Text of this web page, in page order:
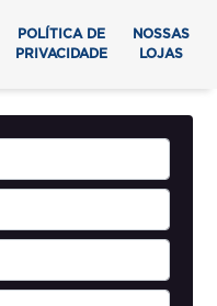
POLÍTICA DE
PRIVACIDADE
NOSSAS
LOJAS